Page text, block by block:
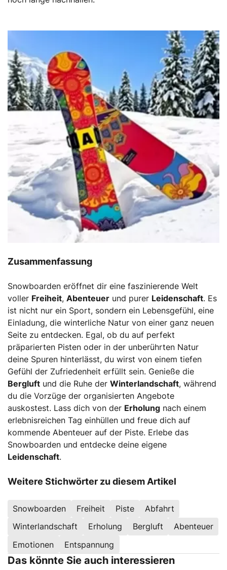
Zusammenfassung
Snowboarden eröffnet dir eine faszinierende Welt
voller Freiheit, Abenteuer und purer Leidenschaft. Es
ist nicht nur ein Sport, sondern ein Lebensgefühl, eine
Einladung, die winterliche Natur von einer ganz neuen
Seite zu entdecken. Egal, ob du auf perfekt
präparierten Pisten oder in der unberührten Natur
deine Spuren hinterlässt, du wirst von einem tiefen
Gefühl der Zufriedenheit erfüllt sein. Genieße die
Bergluft und die Ruhe der Winterlandschaft, während
du die Vorzüge der organisierten Angebote
auskostest. Lass dich von der Erholung nach einem
erlebnisreichen Tag einhüllen und freue dich auf
kommende Abenteuer auf der Piste. Erlebe das
Snowboarden und entdecke deine eigene
Leidenschaft.
Weitere Stichwörter zu diesem Artikel
Snowboarden Freiheit Piste
Abfahrt
Winterlandschaft
Erholung Bergluft
Abenteuer
Emotionen
Entspannung
Das könnte Sie auch interessieren